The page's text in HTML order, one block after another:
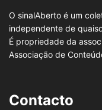
O sinalAberto é um
independente de
É propriedade da
Associação de
Contacto